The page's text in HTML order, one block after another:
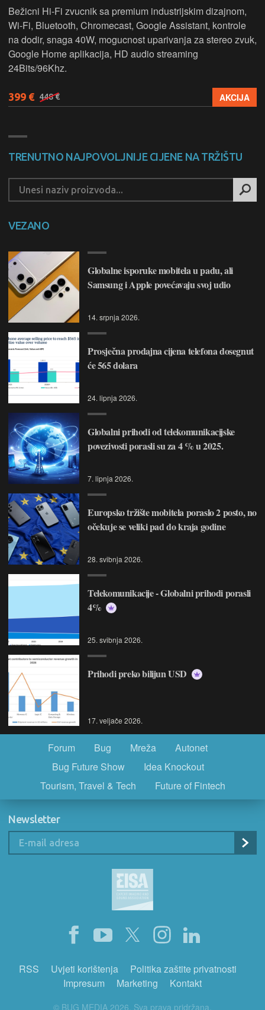
Bežicni Hi-Fi zvucnik sa premium industrijskim dizajnom,
Wi-Fi, Bluetooth, Chromecast, Google Assistant, kontrole
na dodir, snaga 40W, mogucnost uparivanja za stereo zvuk,
Google Home aplikacija, HD audio streaming
24Bits/96Khz.
399 € 448 € AKCIJA
TRENUTNO NAJPOVOLJNIJE CIJENE NA TRŽIŠTU
VEZANO
Globalne isporuke mobitela u padu, ali
Samsung i Apple povećavaju svoj udio
14. srpnja 2026.
Prosječna prodajna cijena telefona dosegnut
će 565 dolara
24. lipnja 2026.
Globalni prihodi od telekomunikacijske
povezivosti porasli su za 4 % u 2025.
7. lipnja 2026.
Europsko tržište mobitela poraslo 2 posto, no
očekuje se veliki pad do kraja godine
28. svibnja 2026.
Telekomunikacije - Globalni prihodi porasli
4%
25. svibnja 2026.
Prihodi preko bilijun USD
17. veljače 2026.
Forum Bug Mreža
Autonet
Bug Future Show
Idea Knockout
Tourism, Travel & Tech
Future of Fintech
Newsletter
RSS Uvjeti korištenja
Politika zaštite privatnosti
Impresum
Marketing Kontakt
© BUG MEDIA 2026. Sva prava pridržana.